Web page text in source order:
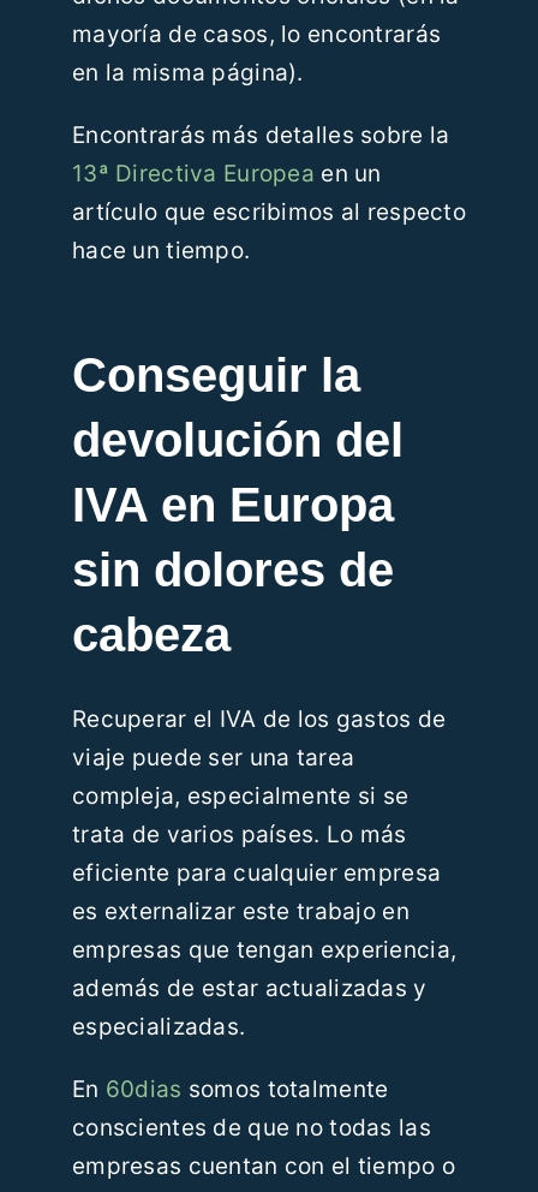
mayoría de casos, lo encontrarás
en la misma página).
Encontrarás más detalles sobre la
13ª Directiva Europea en un
artículo que escribimos al respecto
hace un tiempo.
Conseguir la
devolución del
IVA en Europa
sin dolores de
cabeza
Recuperar el IVA de los gastos de
viaje puede ser una tarea
compleja, especialmente si se
trata de varios países. Lo más
eficiente para cualquier empresa
es externalizar este trabajo en
empresas que tengan experiencia,
además de estar actualizadas y
especializadas.
En 60dias somos totalmente
conscientes de que no todas las
empresas cuentan con el tiempo o